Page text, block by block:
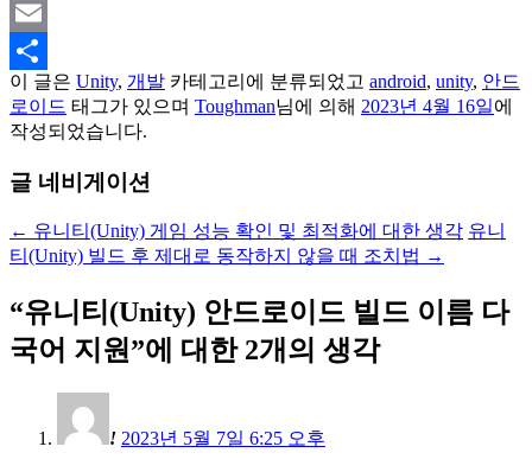
Mastodon
Email
Share
이 글은 Unity, 개발 카테고리에 분류되었고 android, unity, 안드
로이드 태그가 있으며 Toughman님에 의해 2023년 4월 16일에
작성되었습니다.
글 네비게이션
← 유니티(Unity) 게임 성능 확인 및 최적화에 대한 생각 유니
티(Unity) 빌드 후 제대로 동작하지 않을 때 조치법 →
“유니티(Unity) 안드로이드 빌드 이름 다
국어 지원 ”에 대한 2개의 생각
! 2023년 5월 7일 6:25 오후